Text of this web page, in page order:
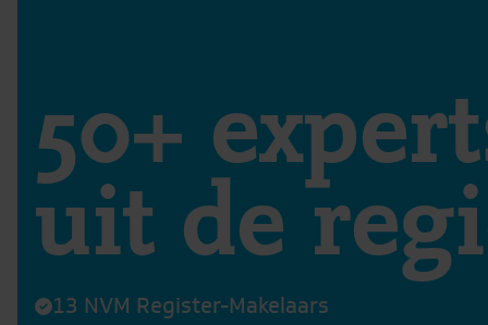
50+
uit de
13 NVM Register-Makelaars